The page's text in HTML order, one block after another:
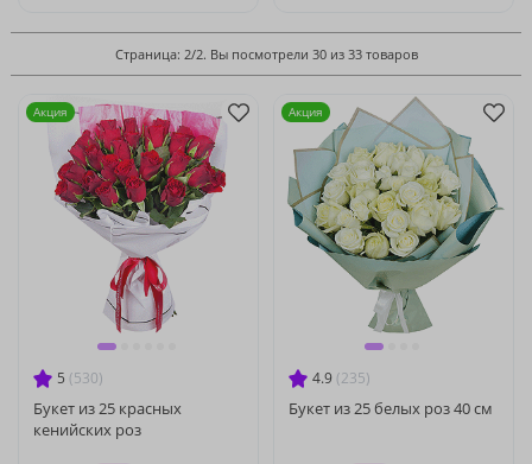
Страница: 2/2. Вы посмотрели 30 из 33 товаров
5 (530)
Букет из 25 красных
кенийских роз
Акция
4.9 (235)
Букет из 25 белых роз 40 см
Акция